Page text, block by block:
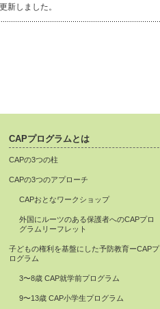
新しました。
CAPプログラムとは
CAPの3つの柱
CAPの3つのアプローチ
CAPおとなワークショップ
外国にルーツのある保護者へのCAPプロ
グラムリーフレット
子どもの権利を基盤にした予防教育ーCAPプ
ログラム
3〜8歳 CAP就学前プログラム
9〜13歳 CAP小学生プログラム